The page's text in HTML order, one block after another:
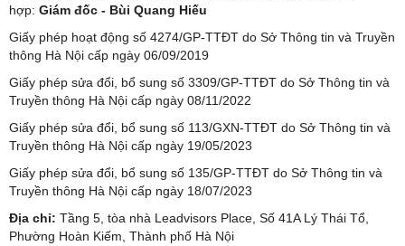
hợp: Giám đốc - Bùi Quang Hiếu
Giấy phép hoạt động số 4274/GP-TTĐT do Sở Thông tin và Truyền
thông Hà Nội cấp ngày 06/09/2019
Giấy phép sửa đổi, bổ sung số 3309/GP-TTĐT do Sở Thông tin và
Truyền thông Hà Nội cấp ngày 08/11/2022
Giấy phép sửa đổi, bổ sung số 113/GXN-TTĐT do Sở Thông tin và
Truyền thông Hà Nội cấp ngày 19/05/2023
Giấy phép sửa đổi, bổ sung số 135/GP-TTĐT do Sở Thông tin và
Truyền thông Hà Nội cấp ngày 18/07/2023
Địa chỉ: Tầng 5, tòa nhà Leadvisors Place, Số 41A Lý Thái Tổ,
Phường Hoàn Kiếm, Thành phố Hà Nội